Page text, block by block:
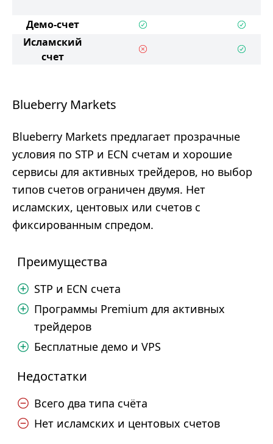
Демо-счет
Исламский
счет
Blueberry Markets
Blueberry Markets предлагает прозрачные
условия по STP и ECN счетам и хорошие
сервисы для активных трейдеров, но выбор
типов счетов ограничен двумя. Нет
исламских, центовых или счетов с
фиксированным спредом.
Преимущества
STP и ECN счета
Программы Premium для активных
трейдеров
Бесплатные демо и VPS
Недостатки
Всего два типа счёта
Нет исламских и центовых счетов